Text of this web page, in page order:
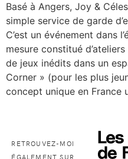
Basé à Angers, Joy &
simple service de garde
C’est un événement dans
mesure constitué
de jeux inédits dans un
Corner » (pour les plus
concept unique en France
RETROUVEZ-MOI
ÉGALEMENT SUR